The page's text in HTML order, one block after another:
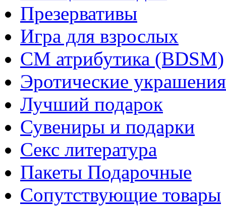
Презервативы
Игра для взрослых
СМ атрибутика (BDSM)
Эротические
Лучший подарок
Сувениры и подарки
Секс литература
Пакеты Подарочные
Сопутствующие товары